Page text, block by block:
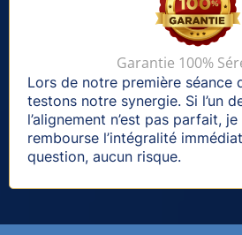
Garantie 100%
Lors de notre première séance
testons notre synergie. Si l’un
l’alignement n’est pas parfait,
rembourse l’intégralité
question, aucun risque.